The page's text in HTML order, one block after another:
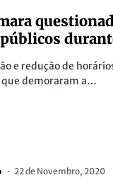
e redução de
que demoraram a…
22 de Novembro, 2020